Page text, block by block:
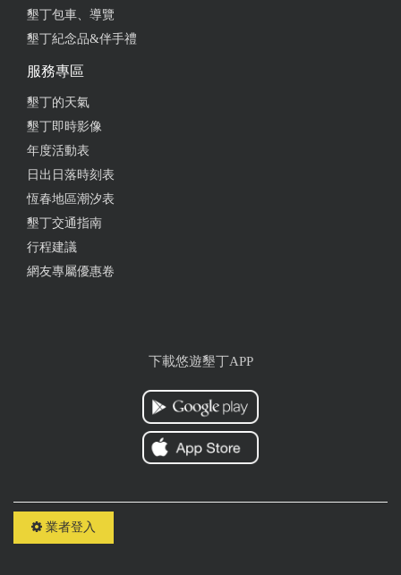
墾丁包車、導覽
墾丁紀念品&伴手禮
服務專區
墾丁的天氣
墾丁即時影像
年度活動表
日出日落時刻表
恆春地區潮汐表
墾丁交通指南
行程建議
網友專屬優惠卷
下載悠遊墾丁APP
業者登入